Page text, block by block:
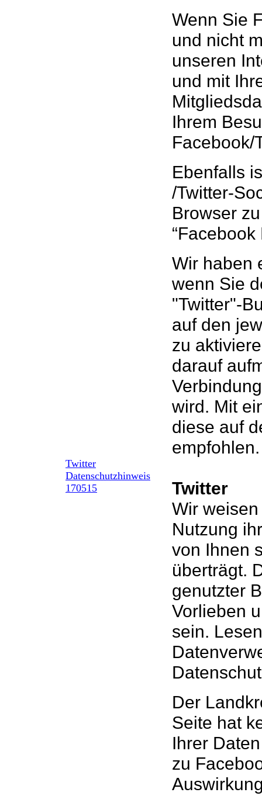
Wenn Sie
und nicht
unseren
und mit
Ihrem
Facebook/
Ebenfalls
/Twitter-
Browser
“Facebook
Wir haben
wenn Sie
"Twitter"-
auf den
zu
darauf
wird. Mit
diese auf
empfohlen.
Twitter
Datenschutzhinweis
170515
Twitter
Wir
Nutzung
von Ihnen
überträgt.
genutzter
Vorlieben
sein.
Der
Seite hat
Ihrer
zu